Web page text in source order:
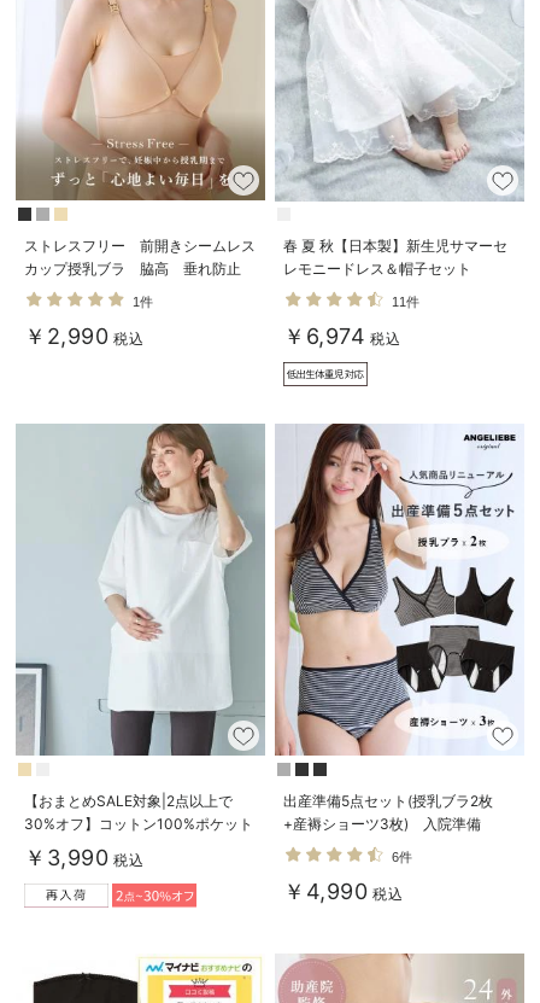
ストレスフリー 前開きシームレス
カップ授乳ブラ 脇高 垂れ防止
｜ マタニティ・授乳ブラ脇高
1件
￥2,990 税込
春 夏 秋【日本製】新生児サマーセ
レモニードレス＆帽子セット
11件
￥6,974 税込
【おまとめSALE対象|2点以上で
30%オフ】コットン100%ポケット
付きチュニックトップス マタニテ
ィ・授乳服【出産後も長く使える】
￥3,990 税込
出産準備5点セット(授乳ブラ2枚
+産褥ショーツ3枚) 入院準備
6件
￥4,990 税込